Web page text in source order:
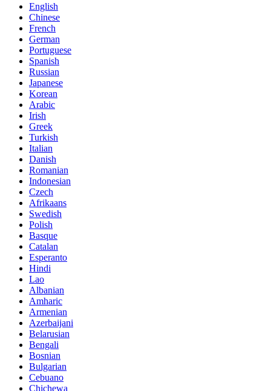
English
Chinese
French
German
Portuguese
Spanish
Russian
Japanese
Korean
Arabic
Irish
Greek
Turkish
Italian
Danish
Romanian
Indonesian
Czech
Afrikaans
Swedish
Polish
Basque
Catalan
Esperanto
Hindi
Lao
Albanian
Amharic
Armenian
Azerbaijani
Belarusian
Bengali
Bosnian
Bulgarian
Cebuano
Chichewa